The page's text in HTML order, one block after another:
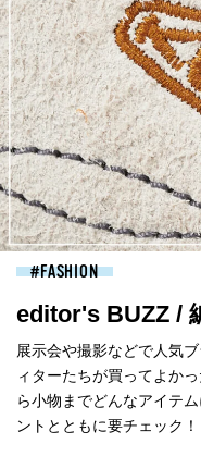
FASHION
editor's BUZZ /
展示会や撮影などで人気
ィターたちが買ってよか
ら小物までどんなアイテ
ントとともに要チェック！